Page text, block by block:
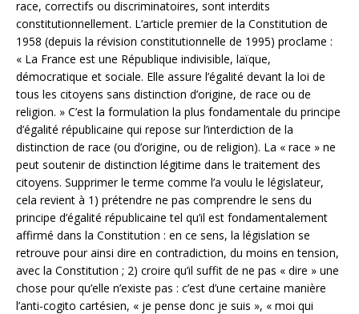
race, correctifs ou discriminatoires, sont interdits
constitutionnellement. L’article premier de la Constitution de
1958 (depuis la révision constitutionnelle de 1995) proclame :
« La France est une République indivisible, laïque,
démocratique et sociale. Elle assure l’égalité devant la loi de
tous les citoyens sans distinction d’origine, de race ou de
religion. » C’est la formulation la plus fondamentale du principe
d’égalité républicaine qui repose sur l’interdiction de la
distinction de race (ou d’origine, ou de religion). La « race » ne
peut soutenir de distinction légitime dans le traitement des
citoyens. Supprimer le terme comme l’a voulu le législateur,
cela revient à 1) prétendre ne pas comprendre le sens du
principe d’égalité républicaine tel qu’il est fondamentalement
affirmé dans la Constitution : en ce sens, la législation se
retrouve pour ainsi dire en contradiction, du moins en tension,
avec la Constitution ; 2) croire qu’il suffit de ne pas « dire » une
chose pour qu’elle n’existe pas : c’est d’une certaine manière
l’anti-cogito cartésien, « je pense donc je suis », « moi qui